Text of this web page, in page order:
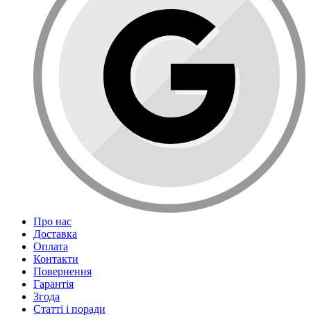
Про нас
Доставка
Оплата
Контакти
Повернення
Гарантія
Згода
Статті і поради